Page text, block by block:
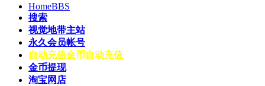
HomeBBS
搜索
视觉地带主站
永久会员帐号
自动充值金币自动充值
金币提现
淘宝网店